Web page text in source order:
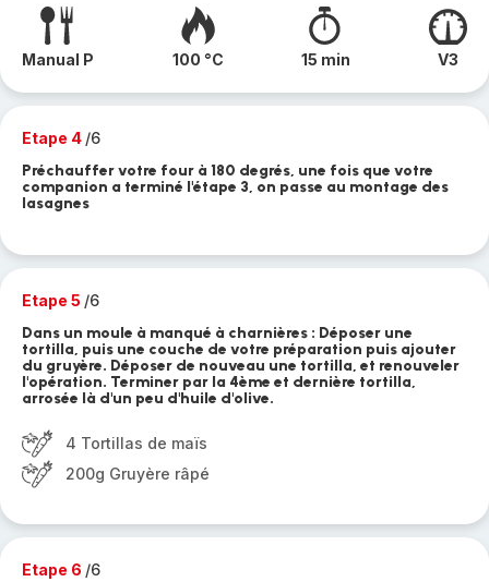
Manual P 100 °C 15 min V3
Etape 4 /6
Préchauffer votre four à 180 degrés, une fois que votre
companion a terminé l'étape 3, on passe au montage des
lasagnes
Etape 5 /6
Dans un moule à manqué à charnières : Déposer une
tortilla, puis une couche de votre préparation puis ajouter
du gruyère. Déposer de nouveau une tortilla, et renouveler
l'opération. Terminer par la 4ème et dernière tortilla,
arrosée là d'un peu d'huile d'olive.
4 Tortillas de maïs
200g Gruyère râpé
Etape 6 /6